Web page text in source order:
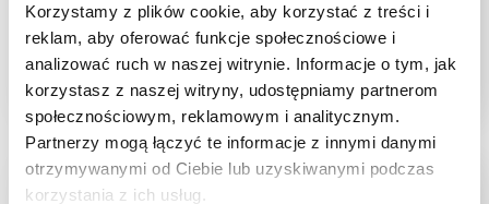
Korzystamy z plików cookie, aby korzystać z treści i
reklam, aby oferować funkcje społecznościowe i
analizować ruch w naszej witrynie. Informacje o tym, jak
korzystasz z naszej witryny, udostępniamy partnerom
społecznościowym, reklamowym i analitycznym.
Partnerzy mogą łączyć te informacje z innymi danymi
otrzymywanymi od Ciebie lub uzyskiwanymi podczas
korzystania z ich usług.
Konstrukcja gruntowa Stalex dwupodporowa –
dostawka 2Vx2